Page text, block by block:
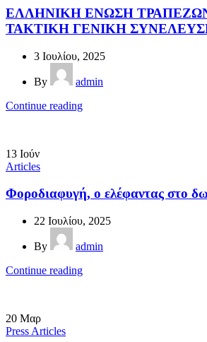
ΕΛΛΗΝΙΚΗ ΕΝΩΣΗ
ΤΑΚΤΙΚΗ ΓΕΝΙΚΗ
3 Ιουλίου, 2025
By
admin
Continue reading
13 Ιούν
Articles
Φοροδιαφυγή, ο ελέφαντας στο
22 Ιουλίου, 2025
By
admin
Continue reading
20 Μαρ
Press Articles